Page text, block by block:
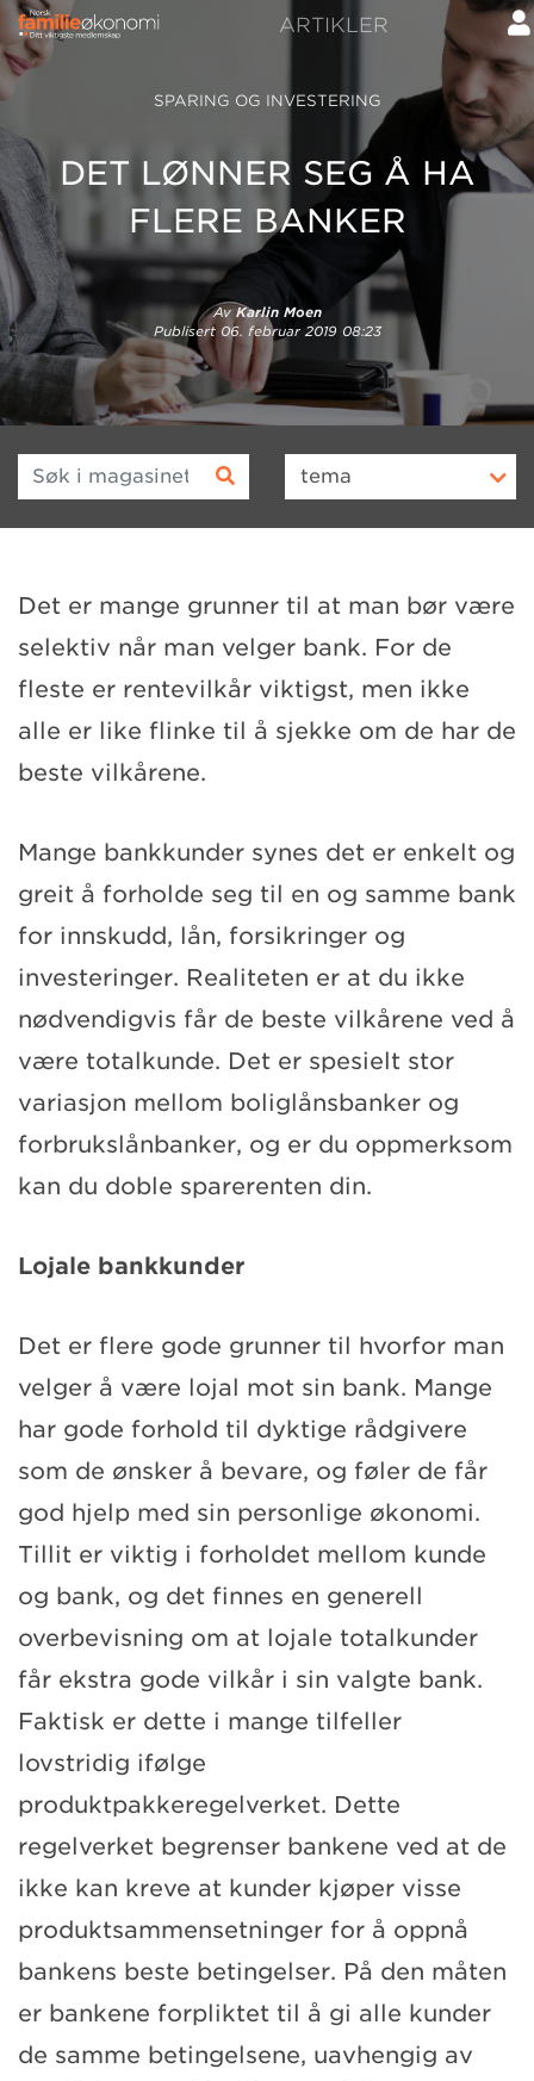
ARTIKLER
SPARING OG INVESTERING
DET LØNNER SEG Å HA
FLERE BANKER
Av Karlin Moen
Publisert 06. februar 2019 08:23
Søk i magasinet tema
Det er mange grunner til at man bør være
selektiv når man velger bank. For de
fleste er rentevilkår viktigst, men ikke
alle er like flinke til å sjekke om de har de
beste vilkårene.
Mange bankkunder synes det er enkelt og
greit å forholde seg til en og samme bank
for innskudd, lån, forsikringer og
investeringer. Realiteten er at du ikke
nødvendigvis får de beste vilkårene ved å
være totalkunde. Det er spesielt stor
variasjon mellom boliglånsbanker og
forbrukslånbanker, og er du oppmerksom
kan du doble sparerenten din.
Lojale bankkunder
Det er flere gode grunner til hvorfor man
velger å være lojal mot sin bank. Mange
har gode forhold til dyktige rådgivere
som de ønsker å bevare, og føler de får
god hjelp med sin personlige økonomi.
Tillit er viktig i forholdet mellom kunde
og bank, og det finnes en generell
overbevisning om at lojale totalkunder
får ekstra gode vilkår i sin valgte bank.
Faktisk er dette i mange tilfeller
lovstridig ifølge
produktpakkeregelverket. Dette
regelverket begrenser bankene ved at de
ikke kan kreve at kunder kjøper visse
produktsammensetninger for å oppnå
bankens beste betingelser. På den måten
er bankene forpliktet til å gi alle kunder
de samme betingelsene, uavhengig av